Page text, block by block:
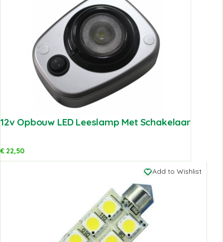
12v Opbouw LED Leeslamp Met Schakelaar
€22,50
Add to Wishlist